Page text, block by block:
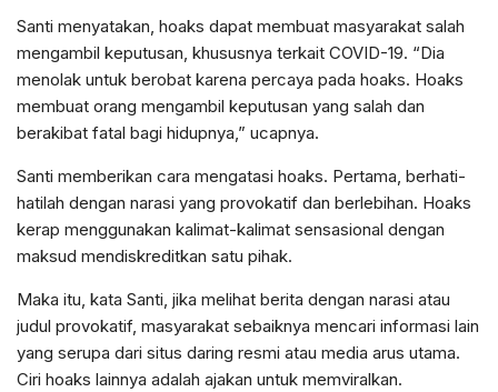
Santi menyatakan, hoaks dapat membuat masyarakat salah
mengambil keputusan, khususnya terkait COVID-19. “Dia
menolak untuk berobat karena percaya pada hoaks. Hoaks
membuat orang mengambil keputusan yang salah dan
berakibat fatal bagi hidupnya,” ucapnya.
Santi memberikan cara mengatasi hoaks. Pertama, berhati-
hatilah dengan narasi yang provokatif dan berlebihan. Hoaks
kerap menggunakan kalimat-kalimat sensasional dengan
maksud mendiskreditkan satu pihak.
Maka itu, kata Santi, jika melihat berita dengan narasi atau
judul provokatif, masyarakat sebaiknya mencari informasi lain
yang serupa dari situs daring resmi atau media arus utama.
Ciri hoaks lainnya adalah ajakan untuk memviralkan.